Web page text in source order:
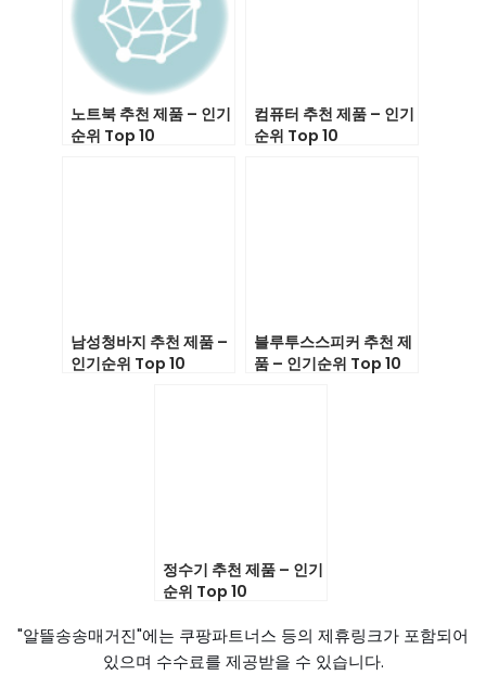
노트북 추천 제품 – 인기
순위 Top 10
컴퓨터 추천 제품 – 인기
순위 Top 10
남성청바지 추천 제품 –
인기순위 Top 10
블루투스스피커 추천 제
품 – 인기순위 Top 10
정수기 추천 제품 – 인기
순위 Top 10
"알뜰송송매거진"에는 쿠팡파트너스 등의 제휴링크가 포함되어
있으며 수수료를 제공받을 수 있습니다.